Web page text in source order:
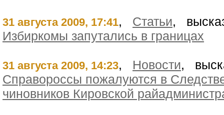
31 августа 2009, 17:41, Статьи,
Избиркомы запутались в границах
31 августа 2009, 14:23, Новости,
Справороссы пожалуются в
чиновников Кировской